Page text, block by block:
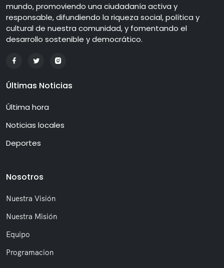
mundo, promoviendo una ciudadanía activa y
responsable, difundiendo la riqueza social, política y
cultural de nuestra comunidad, y fomentando el
desarrollo sostenible y democrático.
Últimas Noticias
Última hora
Noticias locales
Deportes
Nosotros
Nuestra Visión
Nuestra Misión
Equipo
Programacion